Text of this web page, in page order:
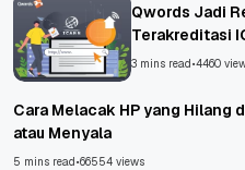
Qwords Jadi
Terakreditasi
Untungnya?
3 mins read•4460
Cara Melacak HP yang Hilang
atau Menyala
5 mins read•66554 views